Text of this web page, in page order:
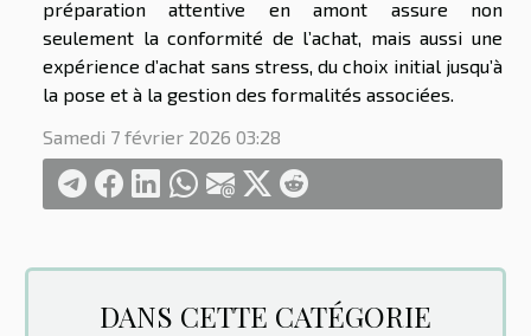
DANS CETTE CATÉGORIE
préparation attentive en amont assure non
seulement la conformité de l’achat, mais aussi une
expérience d’achat sans stress, du choix initial jusqu’à
la pose et à la gestion des formalités associées.
Samedi 7 février 2026 03:28